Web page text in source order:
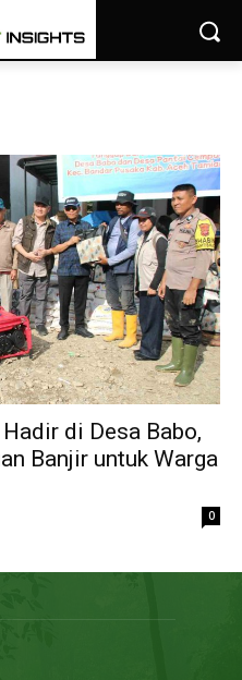
di Desa Babo,
Banjir untuk Warga
0